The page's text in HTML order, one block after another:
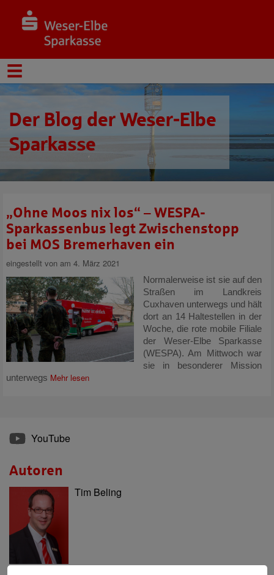
Der Blog der Weser-Elbe
Sparkasse
„Ohne Moos nix los“ – WESPA-
Sparkassenbus legt Zwischenstopp
bei MOS Bremerhaven ein
eingestellt von am 4. März 2021
Normalerweise ist sie auf den
Straßen im Landkreis
Cuxhaven unterwegs und hält
dort an 14 Haltestellen in der
Woche, die rote mobile Filiale
der Weser-Elbe Sparkasse
(WESPA). Am Mittwoch war
sie in besonderer Mission
unterwegs Mehr lesen
YouTube
Autoren
Tim Beling